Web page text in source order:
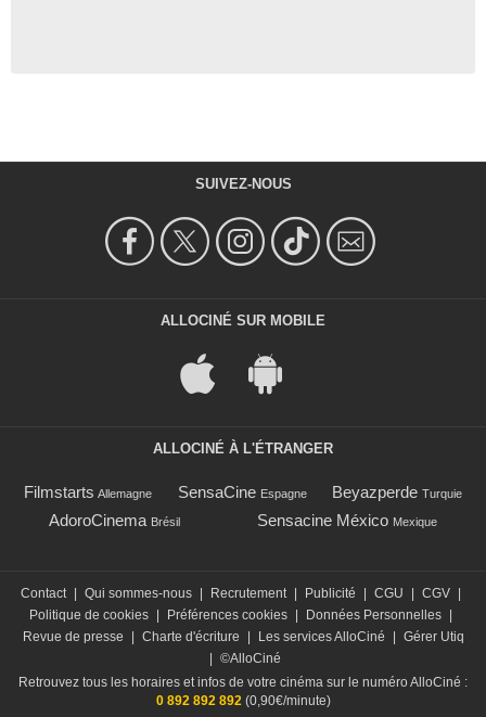
SUIVEZ-NOUS
ALLOCINÉ SUR MOBILE
ALLOCINÉ À L'ÉTRANGER
Filmstarts Allemagne SensaCine Espagne Beyazperde Turquie
AdoroCinema Brésil Sensacine México Mexique
Contact Qui sommes-nous Recrutement Publicité CGU CGV
Politique de cookies
Préférences cookies Données Personnelles
Revue de presse
Charte d'écriture Les services AlloCiné
Gérer Utiq
©AlloCiné
Retrouvez tous les horaires et infos de votre cinéma sur le numéro AlloCiné :
0 892 892 892(0,90€/minute)